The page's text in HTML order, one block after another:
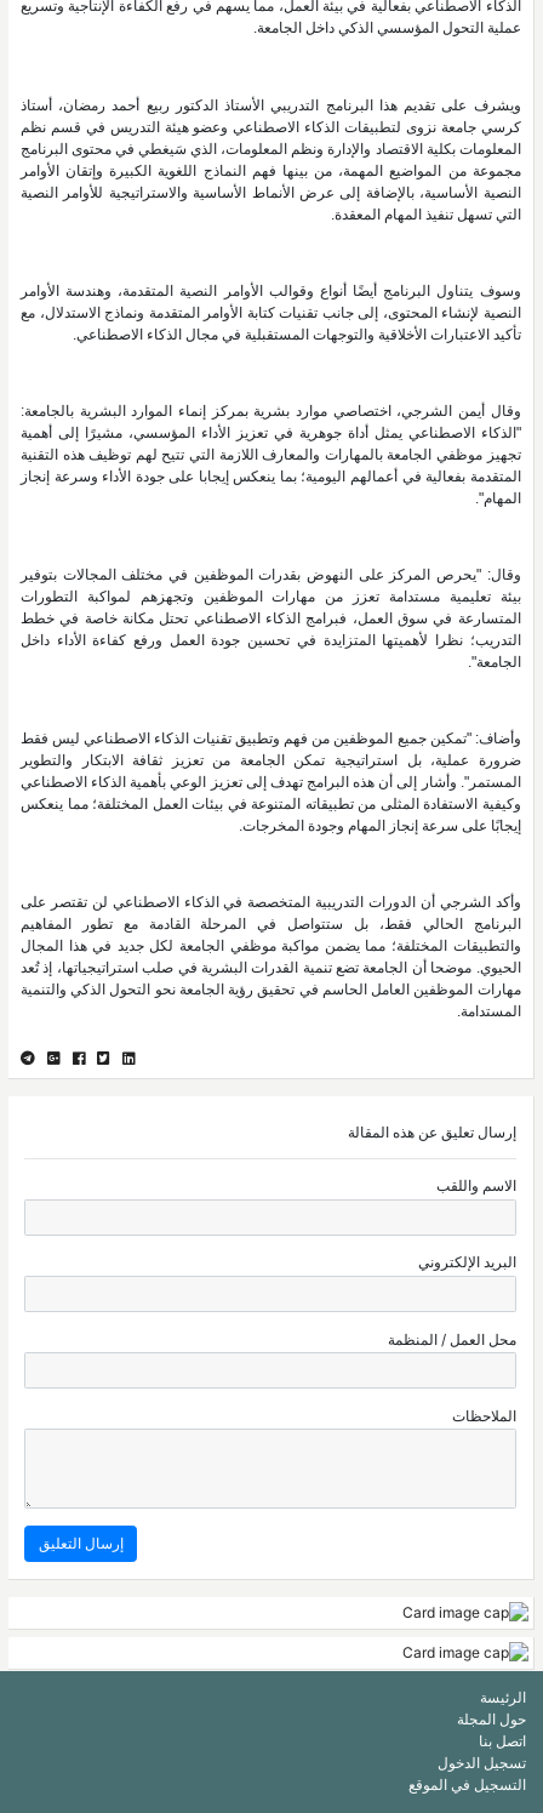
الذكاء الاصطناعي بفعالية في بيئة العمل، مما يسهم في رفع الكفاءة الإنتاجية وتسريع
عملية التحول المؤسسي الذكي داخل الجامعة.
ويشرف على تقديم هذا البرنامج التدريبي الأستاذ الدكتور ربيع أحمد رمضان، أستاذ
كرسي جامعة نزوى لتطبيقات الذكاء الاصطناعي وعضو هيئة التدريس في قسم نظم
المعلومات بكلية الاقتصاد والإدارة ونظم المعلومات، الذي سَيغطي في محتوى البرنامج
مجموعة من المواضيع المهمة، من بينها فهم النماذج اللغوية الكبيرة وإتقان الأوامر
النصية الأساسية، بالإضافة إلى عرض الأنماط الأساسية والاستراتيجية للأوامر النصية
التي تسهل تنفيذ المهام المعقدة.
وسوف يتناول البرنامج أيضًا أنواع وقوالب الأوامر النصية المتقدمة، وهندسة الأوامر
النصية لإنشاء المحتوى، إلى جانب تقنيات كتابة الأوامر المتقدمة ونماذج الاستدلال، مع
تأكيد الاعتبارات الأخلاقية والتوجهات المستقبلية في مجال الذكاء الاصطناعي.
وقال أيمن الشرجي، اختصاصي موارد بشرية بمركز إنماء الموارد البشرية بالجامعة:
"الذكاء الاصطناعي يمثل أداة جوهرية في تعزيز الأداء المؤسسي، مشيرًا إلى أهمية
تجهيز موظفي الجامعة بالمهارات والمعارف اللازمة التي تتيح لهم توظيف هذه التقنية
المتقدمة بفعالية في أعمالهم اليومية؛ بما ينعكس إيجابا على جودة الأداء وسرعة إنجاز
المهام".
وقال: "يحرص المركز على النهوض بقدرات الموظفين في مختلف المجالات بتوفير
بيئة تعليمية مستدامة تعزز من مهارات الموظفين وتجهزهم لمواكبة التطورات
المتسارعة في سوق العمل، فبرامج الذكاء الاصطناعي تحتل مكانة خاصة في خطط
التدريب؛ نظرا لأهميتها المتزايدة في تحسين جودة العمل ورفع كفاءة الأداء داخل
الجامعة".
وأضاف: "تمكين جميع الموظفين من فهم وتطبيق تقنيات الذكاء الاصطناعي ليس فقط
ضرورة عملية، بل استراتيجية تمكن الجامعة من تعزيز ثقافة الابتكار والتطوير
المستمر". وأشار إلى أن هذه البرامج تهدف إلى تعزيز الوعي بأهمية الذكاء الاصطناعي
وكيفية الاستفادة المثلى من تطبيقاته المتنوعة في بيئات العمل المختلفة؛ مما ينعكس
إيجابًا على سرعة إنجاز المهام وجودة المخرجات.
وأكد الشرجي أن الدورات التدريبية المتخصصة في الذكاء الاصطناعي لن تقتصر على
البرنامج الحالي فقط، بل ستتواصل في المرحلة القادمة مع تطور المفاهيم
والتطبيقات المختلفة؛ مما يضمن مواكبة موظفي الجامعة لكل جديد في هذا المجال
الحيوي. موضحا أن الجامعة تضع تنمية القدرات البشرية في صلب استراتيجياتها، إذ تُعد
مهارات الموظفين العامل الحاسم في تحقيق رؤية الجامعة نحو التحول الذكي والتنمية
المستدامة.
إرسال تعليق عن هذه المقالة
الاسم واللقب
البريد الإلكتروني
محل العمل / المنظمة
الملاحظات
الرئيسة
حول المجلة
اتصل بنا
تسجيل الدخول
التسجيل في الموقع